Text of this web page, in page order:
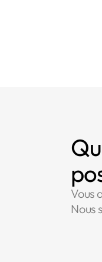
Vous
Nous